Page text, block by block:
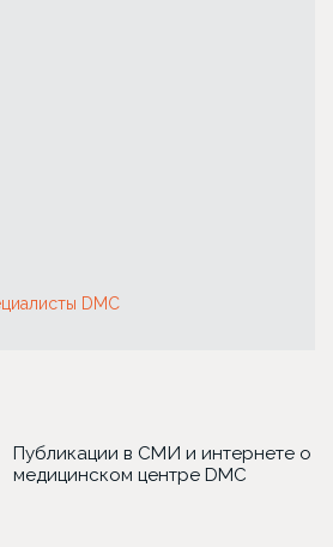
DMC
Публикации в СМИ и интернете о
медицинском центре DMC